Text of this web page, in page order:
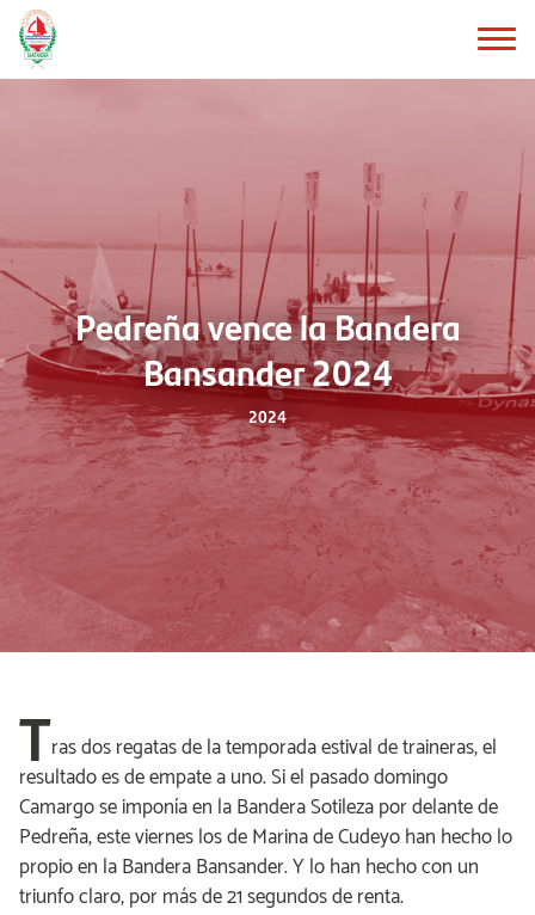
Saltar
al
contenido
Pedreña vence la Bandera
Bansander 2024
2024
Tras dos regatas de la temporada estival de traineras, el
resultado es de empate a uno. Si el pasado domingo
Camargo se imponía en la Bandera Sotileza por delante de
Pedreña, este viernes los de Marina de Cudeyo han hecho lo
propio en la Bandera Bansander. Y lo han hecho con un
triunfo claro, por más de 21 segundos de renta.